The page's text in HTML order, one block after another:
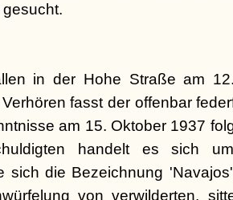
in der Hohe Straße am
fasst der offenbar
am 15. Oktober 1937
handelt es sich
sich die Bezeichnung
von verwilderten,